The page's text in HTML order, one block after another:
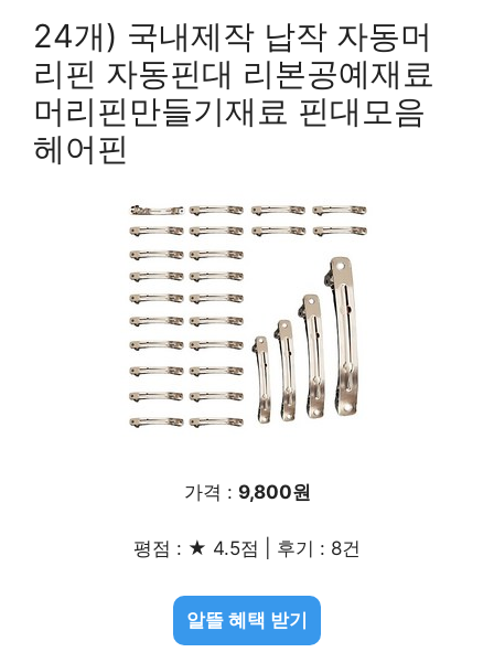
24개) 국내제작 납작 자동머
리핀 자동핀대 리본공예재료
머리핀만들기재료 핀대모음
헤어핀
가격 : 9,800원
평점 : ★ 4.5점 | 후기 : 8건
알뜰 혜택 받기